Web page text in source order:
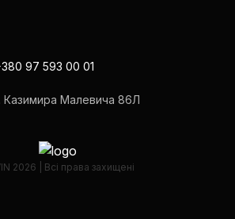
97 593 00 01
Казимира Малевича 86Л
2026 | Всі права захищені